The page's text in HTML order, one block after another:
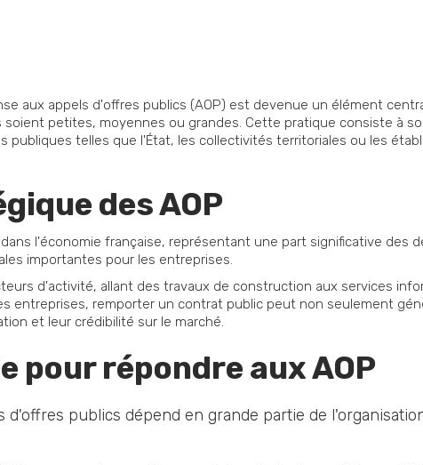
aux appels d'offres publics (AOP) est devenue un élément
petites, moyennes ou grandes. Cette pratique consiste à
publiques telles que l'État, les collectivités territoriales ou les
des AOP
l'économie française, représentant une part significative des
importantes pour les entreprises.
d'activité, allant des travaux de construction aux services
entreprises, remporter un contrat public peut non seulement
et leur crédibilité sur le marché.
pour répondre aux AOP
d'offres publics dépend en grande partie de